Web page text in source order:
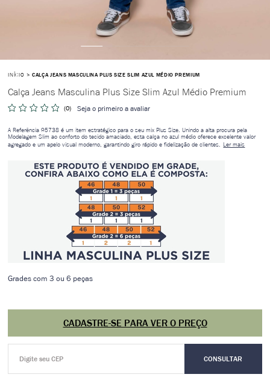
INÍCIO CALÇA JEANS MASCULINA PLUS SIZE SLIM AZUL MÉDIO PREMIUM
Calça Jeans Masculina Plus Size Slim Azul Médio Premium
(0) Seja o primeiro a avaliar
A Referência 95738 é um item estratégico para o seu mix Plus Size. Unindo a alta procura pela
Modelagem Slim ao conforto do tecido amaciado, esta calça no azul médio oferece excelente valor
agregado e um apelo visual moderno, garantindo giro rápido e fidelização de clientes.
Ler mais
CADASTRE-SE PARA VER O PREÇO
Grades com 3 ou 6 peças